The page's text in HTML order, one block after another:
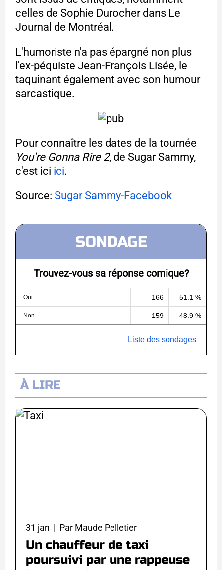
celles de Sophie Durocher dans Le
Journal de Montréal.
L'humoriste n'a pas épargné non plus
l'ex-péquiste Jean-François Lisée, le
taquinant également avec son humour
sarcastique.
Pour connaître les dates de la tournée
You're Gonna Rire 2, de Sugar Sammy,
c'est ici ici.
Source: Sugar Sammy-Facebook
SONDAGE
Trouvez-vous sa réponse comique?
Oui 166 51.1 %
Non 159 48.9 %
Liste des sondages
À LIRE
31 jan | Par Maude Pelletier
Un chauffeur de taxi
poursuivi par une rappeuse